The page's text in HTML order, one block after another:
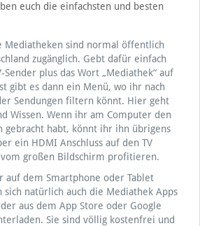
euch die einfachsten und besten
Mediatheken sind normal öffentlich
zugänglich. Gebt dafür einfach
Sender plus das Wort „Mediathek“ auf
gibt es dann ein Menü, wo ihr nach
Sendungen filtern könnt. Hier geht
Wissen. Wenn ihr am Computer den
gebracht habt, könnt ihr ihn übrigens
ein HDMI Anschluss auf den TV
großen Bildschirm profitieren.
auf dem Smartphone oder Tablet
sich natürlich auch die Mediathek Apps
aus dem App Store oder Google
Sie sind völlig kostenfrei und